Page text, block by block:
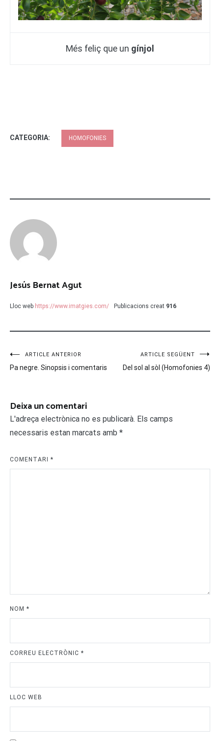
Més feliç que un gínjol
CATEGORIA: HOMOFONIES
Jesús Bernat Agut
Lloc web https://www.imatgies.com/ Publicacions creat 916
Navegació
d'entrades
ARTICLE ANTERIOR
Pa negre. Sinopsis i comentaris
ARTICLE SEGÜENT
Del sol al sòl (Homofonies 4)
Deixa un comentari
L'adreça electrònica no es publicarà. Els camps
necessaris estan marcats amb *
COMENTARI *
NOM *
CORREU ELECTRÒNIC *
LLOC WEB